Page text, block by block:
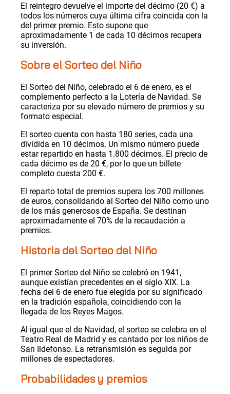
El reintegro devuelve el importe del décimo (20 €) a
todos los números cuya última cifra coincida con la
del primer premio. Esto supone que
aproximadamente 1 de cada 10 décimos recupera
su inversión.
Sobre el Sorteo del Niño
El Sorteo del Niño, celebrado el 6 de enero, es el
complemento perfecto a la Lotería de Navidad. Se
caracteriza por su elevado número de premios y su
formato especial.
El sorteo cuenta con hasta 180 series, cada una
dividida en 10 décimos. Un mismo número puede
estar repartido en hasta 1.800 décimos. El precio de
cada décimo es de 20 €, por lo que un billete
completo cuesta 200 €.
El reparto total de premios supera los 700 millones
de euros, consolidando al Sorteo del Niño como uno
de los más generosos de España. Se destinan
aproximadamente el 70% de la recaudación a
premios.
Historia del Sorteo del Niño
El primer Sorteo del Niño se celebró en 1941,
aunque existían precedentes en el siglo XIX. La
fecha del 6 de enero fue elegida por su significado
en la tradición española, coincidiendo con la
llegada de los Reyes Magos.
Al igual que el de Navidad, el sorteo se celebra en el
Teatro Real de Madrid y es cantado por los niños de
San Ildefonso. La retransmisión es seguida por
millones de espectadores.
Probabilidades y premios